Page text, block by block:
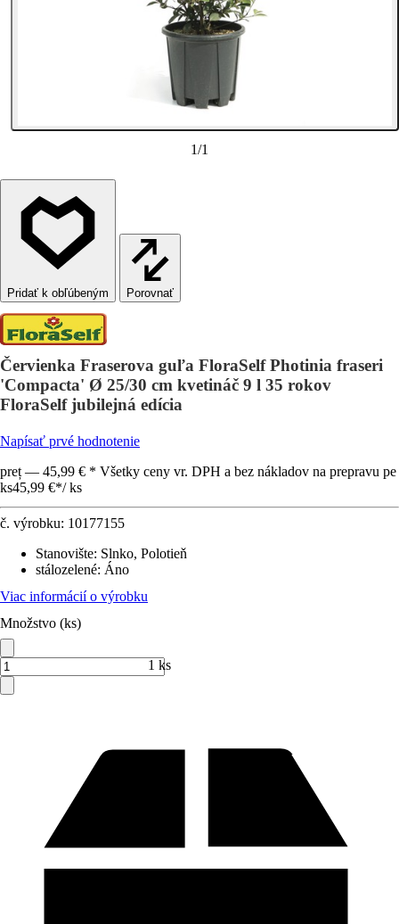
1/1
Porovnať
Červienka Fraserova guľa FloraSelf Photinia fraseri
'Compacta' Ø 25/30 cm kvetináč 9 l 35 rokov
FloraSelf jubilejná edícia
Napísať prvé hodnotenie
preț — 45,99 € * Všetky ceny vr. DPH a bez nákladov na prepravu pe
ks45,99 €*/ ks
č. výrobku: 10177155
Stanovište: Slnko, Polotieň
stálozelené: Áno
Viac informácií o výrobku
Množstvo (ks)
1 ks